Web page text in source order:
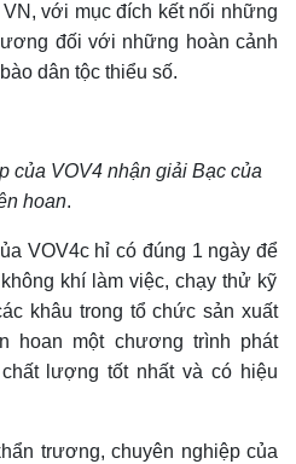
với mục đích kết nối những
đối với những hoàn cảnh
dân tộc thiểu số.
của VOV4 nhận giải Bạc của
hoan.
VOV4c hỉ có đúng 1 ngày để
khí làm việc, chạy thử kỹ
khâu trong tổ chức sản xuất
hoan một chương trình phát
lượng tốt nhất và có hiệu
trương, chuyên nghiệp của